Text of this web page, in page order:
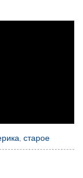
,старое